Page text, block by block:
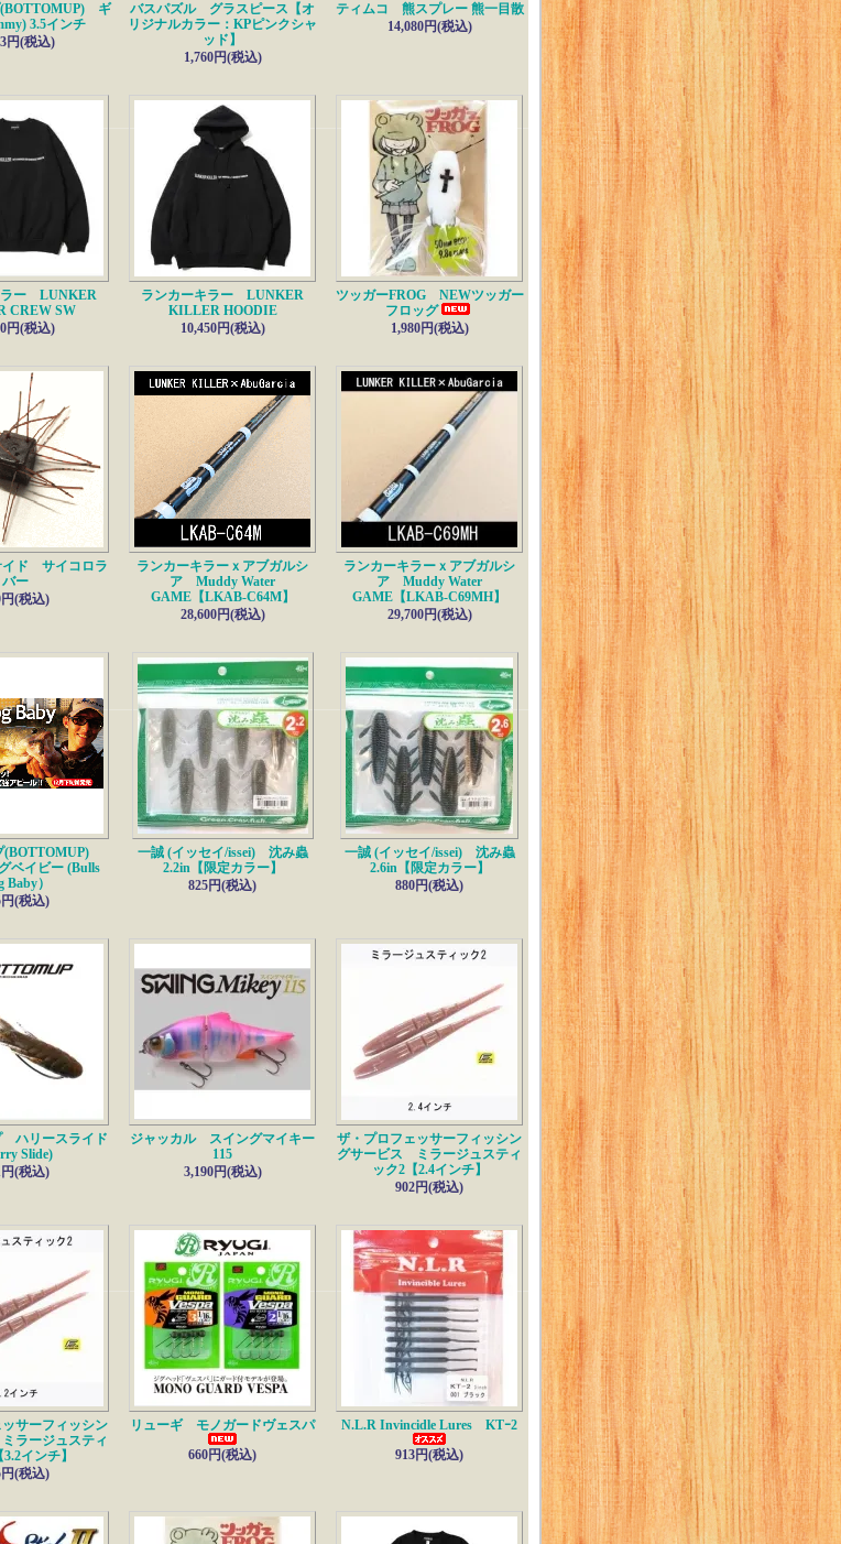
荷!!
号】
ツ
新入荷!!
Zenon Mg 32mm Spool（ゼノン エムジー 32ミリ スプール）
ZENON Mg BF Spool（ゼノン用 エムジー ビーエフ スプール）
ランクショットディープ
【3/8oz】
【1/2oz】
（クーバイJr MR）
クーバイJr）
ーバイ）
リント2.0）
荷!!
ジャーシット メモリアップ
ー
HOODIE
CREW SW
入荷!!
入荷!!
ーシャ）
ッグ入荷!!
ッグ【エリートブレード】
入荷!!
】
新入荷!!
イドジャパン
ンガー4500
ルボックス
ング入荷!
ンプ【5インチ】
ッグ入荷!!
ッグPP
ッグ【エリートブレード】
メジャー
入荷!!
荷!!
ード【チャックヘドンヴィンテージコレクション】
プフラッグツイン 【F-エスケープフラッグツイン】
新入荷!!
ットンコーデル
(BOTTOMUP) ギ
3.5インチ
円(税込)
バスパズル グラスピース【オ
リジナルカラー：KPピンクシャ
ッド】
1,760円(税込)
ティムコ 熊スプレー 熊一目散
14,080円(税込)
ラー LUNKER
CREW SW
円(税込)
ランカーキラー LUNKER
KILLER HOODIE
10,450円(税込)
ツッガーFROG NEWツッガー
フロッグ
1,980円(税込)
イド サイコロラ
バー
円(税込)
ランカーキラーｘアブガルシ
ア Muddy Water
GAME【LKAB-C64M】
28,600円(税込)
ランカーキラーｘアブガルシ
ア Muddy Water
GAME【LKAB-C69MH】
29,700円(税込)
(BOTTOMUP)
ベイビー (Bulls
Baby）
円(税込)
一誠 (イッセイ/issei) 沈み蟲
2.2in【限定カラー】
825円(税込)
一誠 (イッセイ/issei) 沈み蟲
2.6in【限定カラー】
880円(税込)
ハリースライド
Slide)
円(税込)
ジャッカル スイングマイキー
115
3,190円(税込)
ザ・プロフェッサーフィッシン
グサービス ミラージュスティ
ック2【2.4インチ】
902円(税込)
サーフィッシン
ラージュスティ
インチ】
円(税込)
リューギ モノガードヴェスパ
660円(税込)
N.L.R Invincidle Lures KTｰ2
913円(税込)